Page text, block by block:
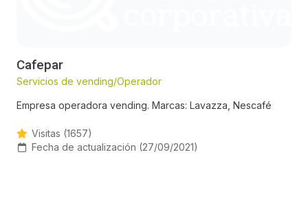
Cafepar
Servicios de vending/Operador
Empresa operadora vending. Marcas: Lavazza, Nescafé
Visitas (1657)
Fecha de actualización (27/09/2021)